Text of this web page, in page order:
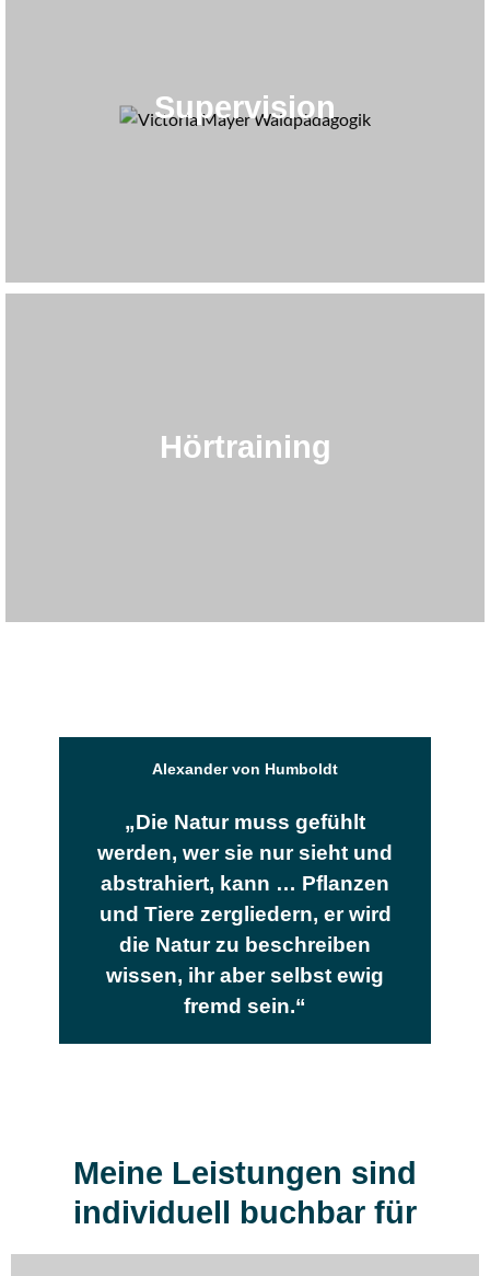
Supervision
Hörtraining
Alexander von Humboldt
„Die Natur muss gefühlt
werden, wer sie nur sieht und
abstrahiert, kann … Pflanzen
und Tiere zergliedern, er wird
die Natur zu beschreiben
wissen, ihr aber selbst ewig
fremd sein.“
Meine Leistungen sind
individuell buchbar für